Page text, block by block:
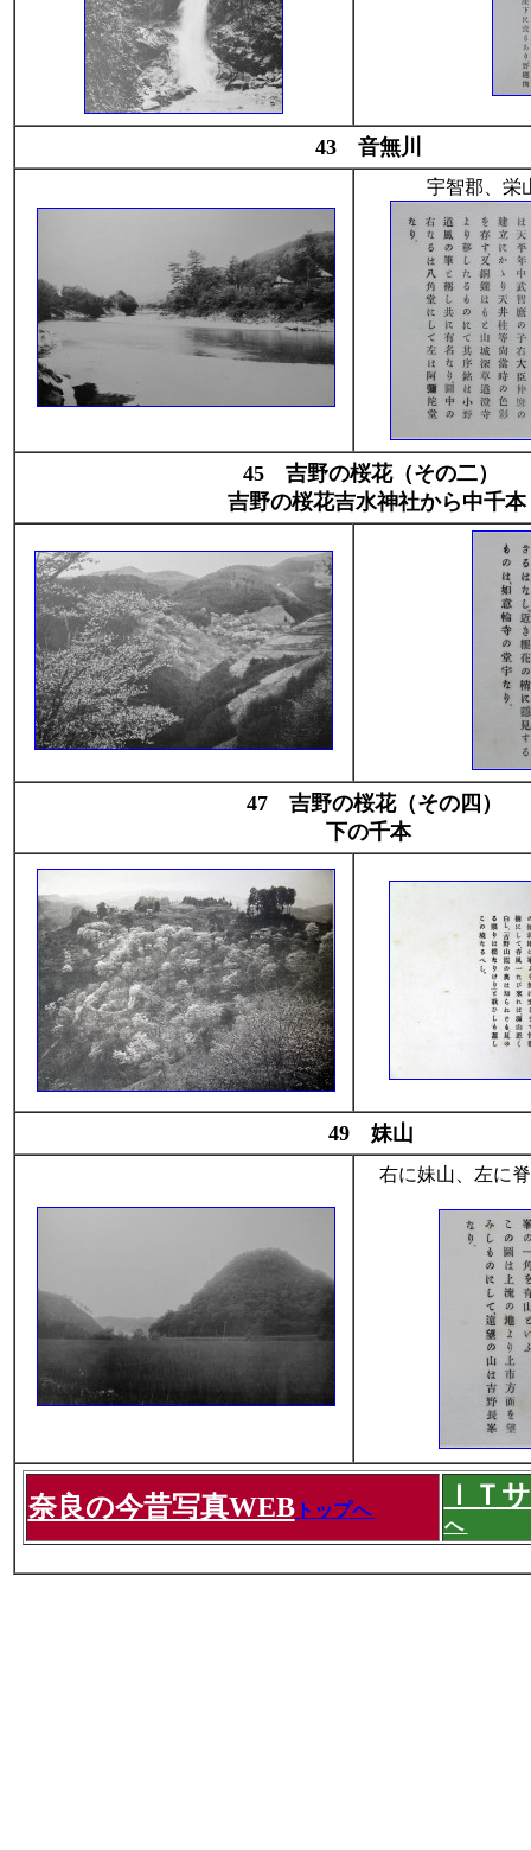
43 音無川
宇智郡、栄
45 吉野の桜花（その二）
吉野の桜花吉水神社から中千本
47 吉野の桜花（その四）
下の千本
49 妹山
右に妹山、左に
奈良の今昔写真WEBトップへ ＩＴ
へ